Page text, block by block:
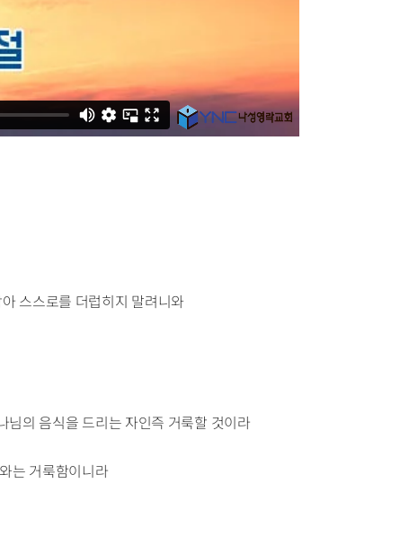
스스로를 더럽히지 말려니와
의 음식을 드리는 자인즉 거룩할 것이라
는 거룩함이니라